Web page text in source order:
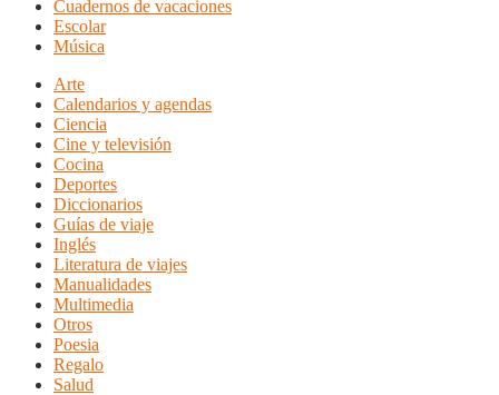
Cuadernos de vacaciones
Escolar
Música
Arte
Calendarios y agendas
Ciencia
Cine y televisión
Cocina
Deportes
Diccionarios
Guías de viaje
Inglés
Literatura de viajes
Manualidades
Multimedia
Otros
Poesia
Regalo
Salud